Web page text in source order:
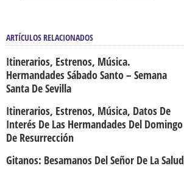
ARTÍCULOS RELACIONADOS
Itinerarios, Estrenos, Música.
Hermandades Sábado Santo – Semana
Santa De Sevilla
Itinerarios, Estrenos, Música, Datos De
Interés De Las Hermandades Del Domingo
De Resurrección
Gitanos: Besamanos Del Señor De La Salud